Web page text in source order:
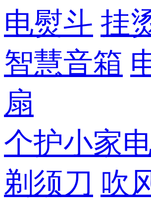
电熨斗 挂
智慧音箱
扇
个护小家
剃须刀 吹